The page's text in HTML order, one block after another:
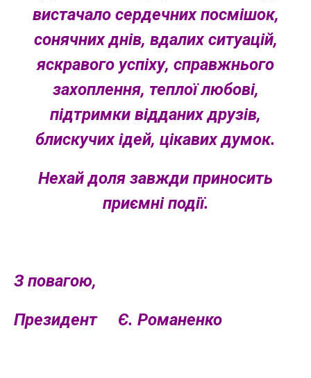
вистачало сердечних посмішок,
сонячних днів, вдалих ситуацій,
яскравого успіху, справжнього
захоплення, теплої любові,
підтримки відданих друзів,
блискучих ідей, цікавих думок.
Нехай доля завжди приносить
приємні події.
З повагою,
Президент Є. Романенко